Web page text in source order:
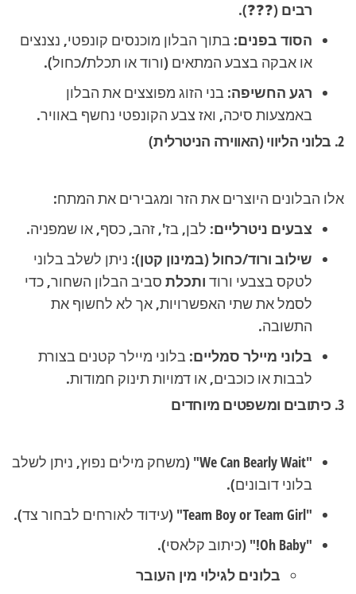
רבים (❓❓❓).
הסוד בפנים: בתוך הבלון מוכנסים קונפטי, נצנצים
או אבקה בצבע המתאים (ורוד או תכלת/כחול).
רגע החשיפה: בני הזוג מפוצצים את הבלון
באמצעות סיכה, ואז צבע הקונפטי נחשף באוויר.
2. בלוני הליווי (האווירה הניטרלית)
אלו הבלונים היוצרים את הזר ומגבירים את המתח:
צבעים ניטרליים: לבן, בז', זהב, כסף, או שמפניה.
שילוב ורוד/כחול (במינון קטן): ניתן לשלב בלוני
לטקס בצבעי ורוד ותכלת סביב הבלון השחור, כדי
לסמל את שתי האפשרויות, אך לא לחשוף את
התשובה.
בלוני מיילר סמליים: בלוני מיילר קטנים בצורת
לבבות או כוכבים, או דמויות תינוק חמודות.
3. כיתובים ומשפטים מיוחדים
"We Can Bearly Wait"
(משחק מילים נפוץ, ניתן לשלב
בלוני דובונים).
"Team Boy or Team Girl"
(עידוד לאורחים לבחור צד).
"Oh Baby!"
(כיתוב קלאסי).
בלונים לגילוי מין העובר